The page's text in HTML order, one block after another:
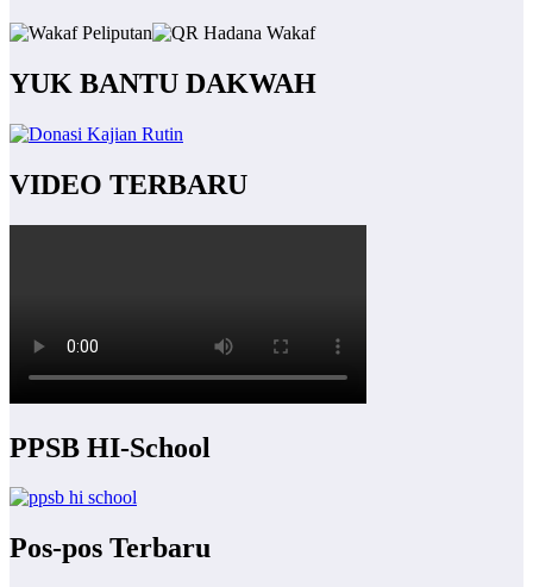
YUK BANTU DAKWAH
VIDEO TERBARU
PPSB HI-School
Pos-pos Terbaru